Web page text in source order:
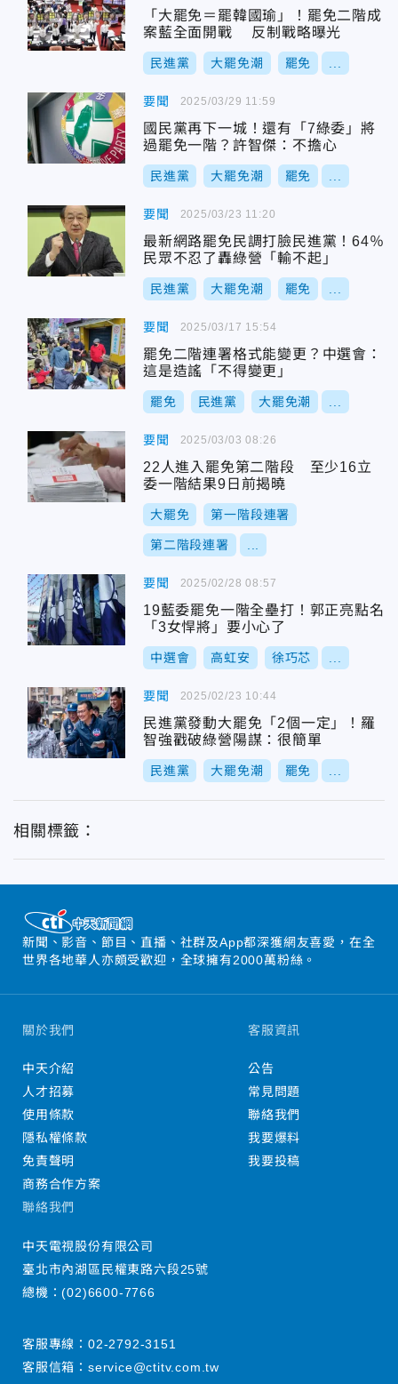
「大罷免＝罷韓國瑜」！罷免二階成
案藍全面開戰 反制戰略曝光
民進黨 大罷免潮 罷免
要聞
國民黨再下一城！還有「7綠委」將
過罷免一階？許智傑：不擔心
民進黨 大罷免潮 罷免
2025/03/29 11:59
要聞
最新網路罷免民調打臉民進黨！64％
民眾不忍了轟綠營「輸不起」
民進黨 大罷免潮 罷免
2025/03/23 11:20
要聞
罷免二階連署格式能變更？中選會：
這是造謠「不得變更」
罷免 民進黨 大罷免潮
2025/03/17 15:54
要聞
22人進入罷免第二階段 至少16立
委一階結果9日前揭曉
大罷免 第一階段連署
第二階段連署
2025/03/03 08:26
要聞
19藍委罷免一階全壘打！郭正亮點名
「3女悍將」要小心了
中選會 高虹安 徐巧芯
2025/02/28 08:57
要聞
民進黨發動大罷免「2個一定」！羅
智強戳破綠營陽謀：很簡單
民進黨 大罷免潮 罷免
2025/02/23 10:44
相關標籤：
新聞、影音、節目、直播、社群及App都深獲網友喜愛，在全
世界各地華人亦頗受歡迎，全球擁有2000萬粉絲。
關於我們
中天介紹
人才招募
使用條款
隱私權條款
免責聲明
商務合作方案
客服資訊
公告
常見問題
聯絡我們
我要爆料
我要投稿
聯絡我們
中天電視股份有限公司
臺北市內湖區民權東路六段25號
總機：(02)6600-7766
客服專線： 02-2792-3151
客服信箱： service@ctitv.com.tw